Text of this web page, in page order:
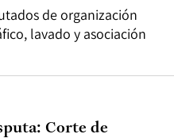
de organización
lavado y asociación
Corte de